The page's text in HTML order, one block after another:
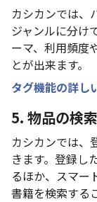
カシカンでは、
ジャンルに分け
ーマ、利用頻度
とが出来ます。
タグ機能の詳し
5. 物品の検
カシカンでは、
きます。登録し
るほか、スマー
書籍を検索する